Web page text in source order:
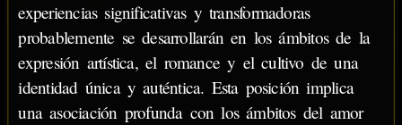
experiencias significativas y transformadoras
probablemente se desarrollarán en los ámbitos de la
expresión artística, el romance y el cultivo de una
identidad única y auténtica. Esta posición implica
una asociación profunda con los ámbitos del amor